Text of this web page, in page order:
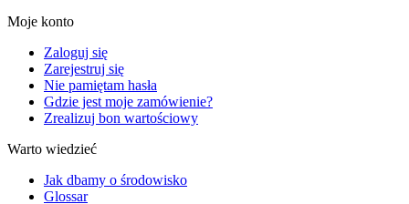
Moje konto
Zaloguj się
Zarejestruj się
Nie pamiętam hasła
Gdzie jest moje zamówienie?
Zrealizuj bon wartościowy
Warto wiedzieć
Jak dbamy o środowisko
Glossar